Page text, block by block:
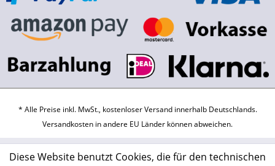
* Alle Preise inkl. MwSt., kostenloser Versand innerhalb Deutschlands.
Versandkosten in andere EU Länder können abweichen.
Diese Website benutzt Cookies, die für den technischen